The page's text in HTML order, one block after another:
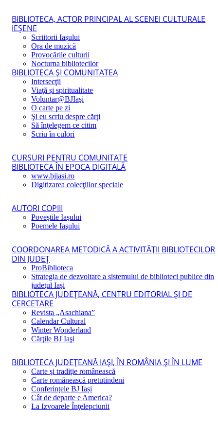
BIBLIOTECA, ACTOR PRINCIPAL AL SCENEI CULTURALE
IEŞENE
Scriitorii Iaşului
Ora de muzică
Provocările culturii
Nocturna bibliotecilor
BIBLIOTECA ŞI COMUNITATEA
Intersecţii
Viaţă şi spiritualitate
Voluntar@BJIaşi
O carte pe zi
Şi eu scriu despre cărţi
Să înţelegem ce citim
Scriu în culori
CURSURI PENTRU COMUNITATE
BIBLIOTECA ÎN EPOCA DIGITALĂ
www.bjiasi.ro
Digitizarea colecţiilor speciale
AUTORI COPIII
Poveştile Iaşului
Poemele Iaşului
COORDONAREA METODICĂ A ACTIVITĂŢII BIBLIOTECILOR
DIN JUDEŢ
ProBiblioteca
Strategia de dezvoltare a sistemului de biblioteci publice din
judeţul Iaşi
BIBLIOTECA JUDEŢEANĂ, CENTRU EDITORIAL ŞI DE
CERCETARE
Revista „Asachiana”
Calendar Cultural
Winter Wonderland
Cărţile BJ Iaşi
BIBLIOTECA JUDEŢEANĂ IAŞI, ÎN ROMÂNIA ŞI ÎN LUME
Carte şi tradiţie românească
Carte românească pretutindeni
Conferințele BJ Iași
Cât de departe e America?
La Izvoarele Înţelepciunii